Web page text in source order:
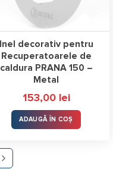
Inel decorativ pentru
Recuperatoarele de
caldura PRANA 150 –
Metal
153,00 lei
ADAUGĂ ÎN COȘ